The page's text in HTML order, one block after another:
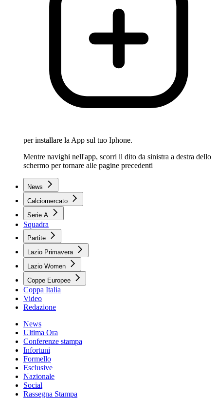
per installare la App sul tuo Iphone.
Mentre navighi nell'app, scorri il dito da sinistra a destra dello
schermo per tornare alle pagine precedenti
News
Calciomercato
Serie A
Squadra
Partite
Lazio Primavera
Lazio Women
Coppe Europee
Coppa Italia
Video
Redazione
News
Ultima Ora
Conferenze stampa
Infortuni
Formello
Esclusive
Nazionale
Social
Rassegna Stampa